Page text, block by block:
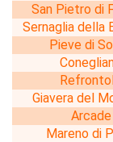
San Pietro di
Sernaglia della
Pieve di
Giavera del
Arcade
Mareno di